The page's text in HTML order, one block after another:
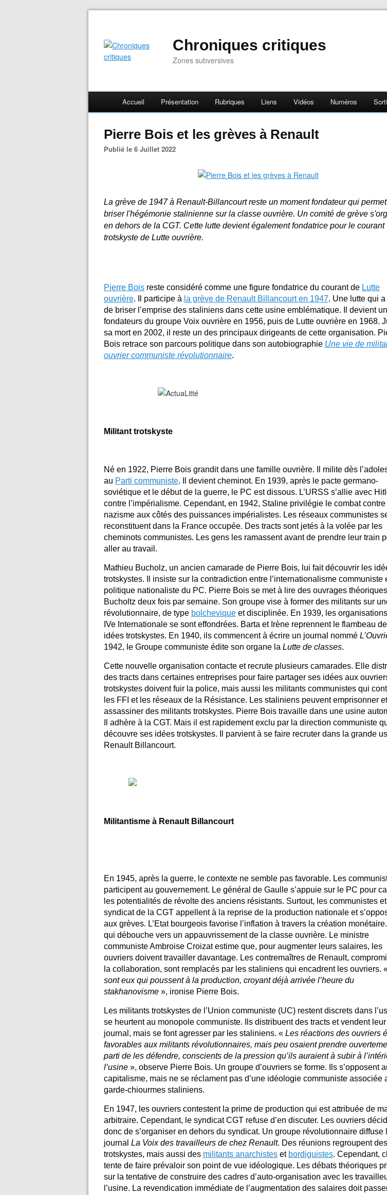
Chroniques critiques
Zones subversives
Accueil Présentation Rubriques Liens Vidéos Numéros
Pierre Bois et les grèves à Renault
Publié le 6 Juillet 2022
La grève de 1947 à Renault-Billancourt reste un moment fondateur qui
briser l'hégémonie stalinienne sur la classe ouvrière. Un comité de grève
en dehors de la CGT. Cette lutte devient également fondatrice pour le courant
trotskyste de Lutte ouvrière.
Pierre Bois reste considéré comme une figure fondatrice du courant de Lutte
ouvrière. Il participe à la grève de Renault Billancourt en 1947. Une lutte qui
de briser l’emprise des staliniens dans cette usine emblématique. Il devient
fondateurs du groupe Voix ouvrière en 1956, puis de Lutte ouvrière en 1968.
sa mort en 2002, il reste un des principaux dirigeants de cette organisation.
Bois retrace son parcours politique dans son autobiographie Une vie de
ouvrier communiste révolutionnaire.
Militant trotskyste
Né en 1922, Pierre Bois grandit dans une famille ouvrière. Il milite dès
au Parti communiste. Il devient cheminot. En 1939, après le pacte germano-
soviétique et le début de la guerre, le PC est dissous. L’URSS s’allie avec
contre l’impérialisme. Cependant, en 1942, Staline privilégie le combat
nazisme aux côtés des puissances impérialistes. Les réseaux communistes
reconstituent dans la France occupée. Des tracts sont jetés à la volée par les
cheminots communistes. Les gens les ramassent avant de prendre leur train
aller au travail.
Mathieu Bucholz, un ancien camarade de Pierre Bois, lui fait découvrir les
trotskystes. Il insiste sur la contradiction entre l’internationalisme communiste
politique nationaliste du PC. Pierre Bois se met à lire des ouvrages
Bucholtz deux fois par semaine. Son groupe vise à former des militants sur
révolutionnaire, de type bolchevique et disciplinée. En 1939, les
IVe Internationale se sont effondrées. Barta et Irène reprennent le flambeau
idées trotskystes. En 1940, ils commencent à écrire un journal nommé
1942, le Groupe communiste édite son organe la Lutte de classes.
Cette nouvelle organisation contacte et recrute plusieurs camarades. Elle
des tracts dans certaines entreprises pour faire partager ses idées aux
trotskystes doivent fuir la police, mais aussi les militants communistes qui
les FFI et les réseaux de la Résistance. Les staliniens peuvent emprisonner
assassiner des militants trotskystes. Pierre Bois travaille dans une usine
Il adhère à la CGT. Mais il est rapidement exclu par la direction communiste
découvre ses idées trotskystes. Il parvient à se faire recruter dans la grande
Renault Billancourt.
Militantisme à Renault Billancourt
En 1945, après la guerre, le contexte ne semble pas favorable. Les
participent au gouvernement. Le général de Gaulle s’appuie sur le PC pour
les potentialités de révolte des anciens résistants. Surtout, les communistes
syndicat de la CGT appellent à la reprise de la production nationale et
aux grèves. L’Etat bourgeois favorise l’inflation à travers la création
qui débouche vers un appauvrissement de la classe ouvrière. Le ministre
communiste Ambroise Croizat estime que, pour augmenter leurs salaires, les
ouvriers doivent travailler davantage. Les contremaîtres de Renault,
la collaboration, sont remplacés par les staliniens qui encadrent les ouvriers.
sont eux qui poussent à la production, croyant déjà arrivée l’heure du
stakhanovisme », ironise Pierre Bois.
Les militants trotskystes de l’Union communiste (UC) restent discrets dans
se heurtent au monopole communiste. Ils distribuent des tracts et vendent leur
journal, mais se font agresser par les staliniens. « Les réactions des ouvriers
favorables aux militants révolutionnaires, mais peu osaient prendre
parti de les défendre, conscients de la pression qu’ils auraient à subir à
l’usine », observe Pierre Bois. Un groupe d’ouvriers se forme. Ils s’opposent
capitalisme, mais ne se réclament pas d’une idéologie communiste associée
garde-chiourmes staliniens.
En 1947, les ouvriers contestent la prime de production qui est attribuée de
arbitraire. Cependant, le syndicat CGT refuse d’en discuter. Les ouvriers
donc de s’organiser en dehors du syndicat. Un groupe révolutionnaire diffuse
journal La Voix des travailleurs de chez Renault. Des réunions regroupent des
trotskystes, mais aussi des militants anarchistes et bordiguistes. Cependant,
tente de faire prévaloir son point de vue idéologique. Les débats théoriques
sur la tentative de construire des cadres d’auto-organisation avec les
l’usine. La revendication immédiate de l’augmentation des salaires doit